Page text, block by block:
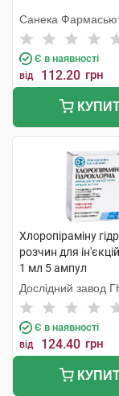
Санека
Є в наявності
від 112.20 грн
Хлоропіраміну
розчин для
1 мл 5 ампул
Дослідний завод
Є в наявності
від 124.40 грн